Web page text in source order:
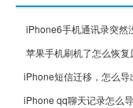
iPhone6手机通讯录突然
苹果手机刷机了怎么恢
iPhone短信迁移，怎么
iPhone qq聊天记录怎么